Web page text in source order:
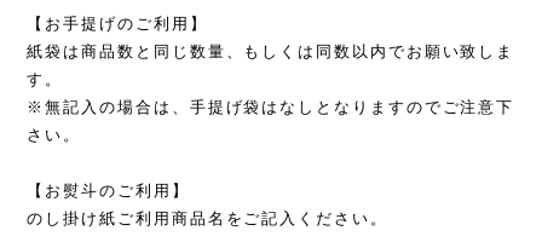
【お手提げのご利用】
紙袋は商品数と同じ数量、もしくは同数以内でお願い致しま
す。
※無記入の場合は、手提げ袋はなしとなりますのでご注意下
さい。
【お熨斗のご利用】
のし掛け紙ご利用商品名をご記入ください。